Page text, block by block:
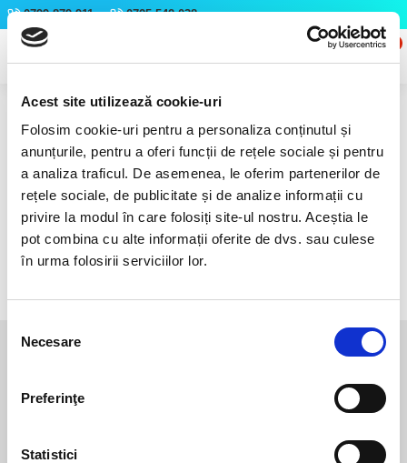
Acest site utilizează cookie-uri
Folosim cookie-uri pentru a personaliza conținutul și
anunțurile, pentru a oferi funcții de rețele sociale și pentru
a analiza traficul. De asemenea, le oferim partenerilor de
rețele sociale, de publicitate și de analize informații cu
privire la modul în care folosiți site-ul nostru. Aceștia le
pot combina cu alte informații oferite de dvs. sau culese
în urma folosirii serviciilor lor.
consimțământului
Necesare
Preferinţe
Statistici
0799 879 911 0725 542 038
0
Producător Fluorapatit
FLUORAPATIT
CONTINUA
B-dul I.C. Bratianu nr. 5, Bucuresti, Sector 3
0799 879 911, 0723 145 611 (Comenzi Telefonice)